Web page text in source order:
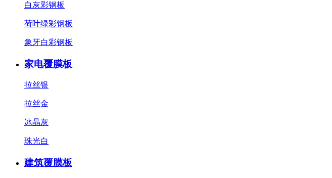
白灰彩钢板
荷叶绿彩钢板
象牙白彩钢板
家电覆膜板
拉丝银
拉丝金
冰晶灰
珠光白
建筑覆膜板